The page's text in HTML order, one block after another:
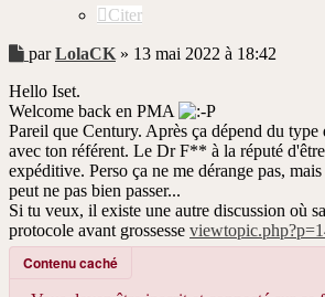
Citer
Message
lu
parLolaCK » 13 mai 2022 à 18:42
Hello Iset.
Welcome back en PMA
Pareil que Century. Après ça dépend du
avec ton référent. Le Dr F** à la réputé d'être
expéditive. Perso ça ne me dérange pas,
peut ne pas bien passer...
Si tu veux, il existe une autre discussion où
protocole avant grossesse
Contenu caché